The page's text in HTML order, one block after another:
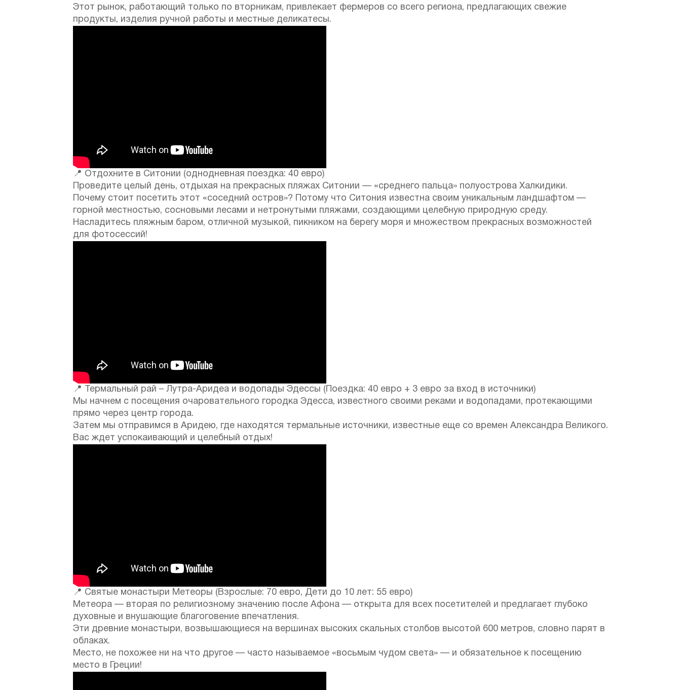
Этот рынок, работающий только по вторникам, привлекает фермеров со всего региона, предлагающих свежие
продукты, изделия ручной работы и местные деликатесы.
📍 Отдохните в Ситонии (однодневная поездка: 40 евро)
Проведите целый день, отдыхая на прекрасных пляжах Ситонии — «среднего пальца» полуострова Халкидики.
Почему стоит посетить этот «соседний остров»? Потому что Ситония известна своим уникальным ландшафтом —
горной местностью, сосновыми лесами и нетронутыми пляжами, создающими целебную природную среду.
Насладитесь пляжным баром, отличной музыкой, пикником на берегу моря и множеством прекрасных возможностей
для фотосессий!
📍 Термальный рай – Лутра-Аридеа и водопады Эдессы (Поездка: 40 евро + 3 евро за вход в источники)
Мы начнем с посещения очаровательного городка Эдесса, известного своими реками и водопадами, протекающими
прямо через центр города.
Затем мы отправимся в Аридею, где находятся термальные источники, известные еще со времен Александра Великого.
Вас ждет успокаивающий и целебный отдых!
📍 Святые монастыри Метеоры (Взрослые: 70 евро, Дети до 10 лет: 55 евро)
Метеора — вторая по религиозному значению после Афона — открыта для всех посетителей и предлагает глубоко
духовные и внушающие благоговение впечатления.
Эти древние монастыри, возвышающиеся на вершинах высоких скальных столбов высотой 600 метров, словно парят в
облаках.
Место, не похожее ни на что другое — часто называемое «восьмым чудом света» — и обязательное к посещению
место в Греции!